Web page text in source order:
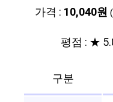
가격 : 10,040원
평점 : ★
구분